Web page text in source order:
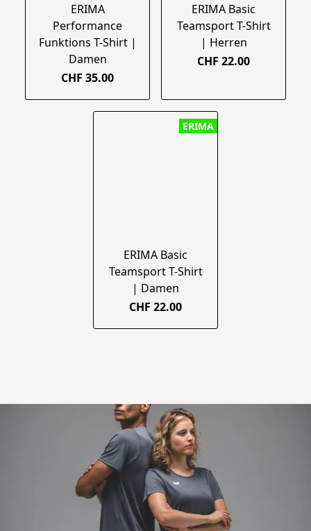
ERIMA
Performance
Funktions T-Shirt |
Damen
CHF 35.00
ERIMA Basic
Teamsport T-Shirt
| Herren
CHF 22.00
ERIMA
ERIMA Basic
Teamsport T-Shirt
| Damen
CHF 22.00